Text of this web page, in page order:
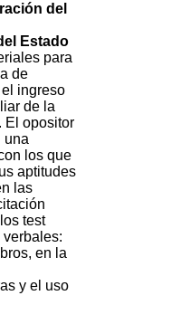
del
Estado
para
de
ingreso
de la
El opositor
una
los que
aptitudes
las
test
verbales:
en la
y el uso